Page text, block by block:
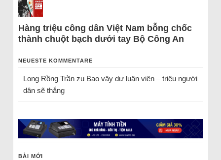
Hàng triệu công dân Việt Nam bỗng chốc
thành chuột bạch dưới tay Bộ Công An
NEUESTE KOMMENTARE
Long Rồng Trầnzu Bao vây dư luận viên – triệu người
dân sẽ thắng
BÀI MỚI